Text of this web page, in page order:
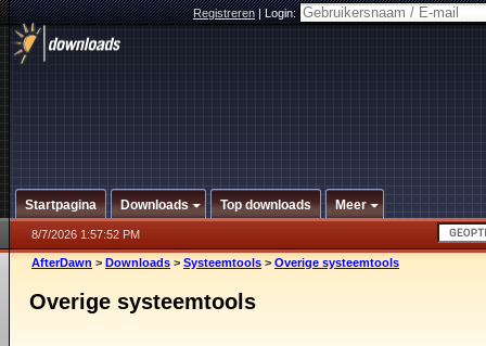
Registreren|Login:
Startpagina Downloads Top downloads Meer
8/7/2026 1:57:52 PM
AfterDawn > Downloads > Systeemtools > Overige systeemtools
Overige systeemtools